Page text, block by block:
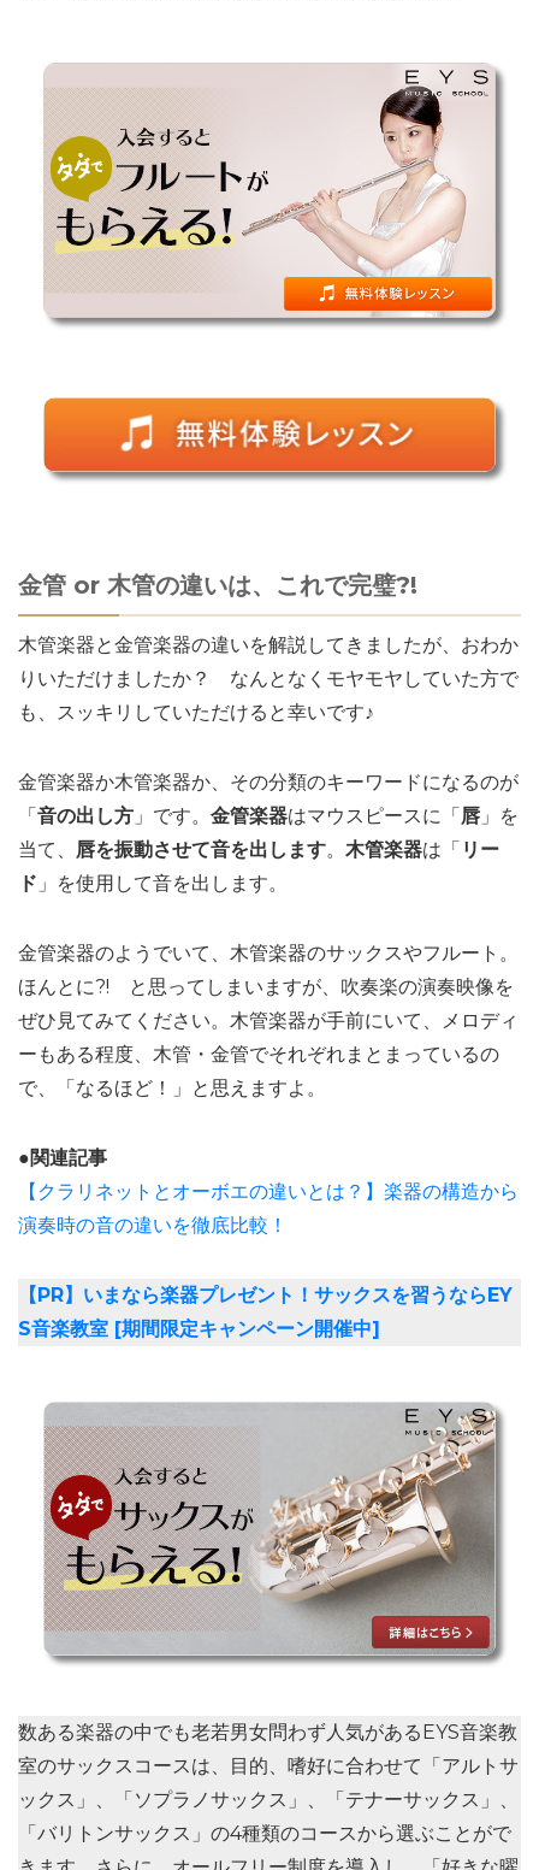
金管 or 木管の違いは、これで完璧?!
木管楽器と金管楽器の違いを解説してきましたが、おわか
りいただけましたか？ なんとなくモヤモヤしていた方で
も、スッキリしていただけると幸いです♪
金管楽器か木管楽器か、その分類のキーワードになるのが
「音の出し方 」です。 金管楽器はマウスピースに「唇 」を
当て、 唇を振動させて音を出します。 木管楽器は「 リー
ド 」を使用して音を出します。
金管楽器のようでいて、木管楽器のサックスやフルート。
ほんとに?! と思ってしまいますが、吹奏楽の演奏映像を
ぜひ見てみてください。木管楽器が手前にいて、メロディ
ーもある程度、木管・金管でそれぞれまとまっているの
で、「なるほど！」と思えますよ。
●関連記事
【クラリネットとオーボエの違いとは？】楽器の構造から
演奏時の音の違いを徹底比較！
【PR】いまなら楽器プレゼント！サックスを習うならEY
S音楽教室 [期間限定キャンペーン開催中]
数ある楽器の中でも老若男女問わず人気があるEYS音楽教
室のサックスコースは、目的、嗜好に合わせて「 アルトサ
ックス 」、「 ソプラノサックス 」、「 テナーサックス 」、
「 バリトンサックス 」の4種類のコースから選ぶことがで